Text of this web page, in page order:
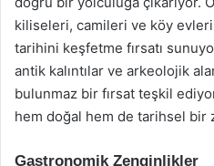
kiliseleri, camileri ve köy
tarihini keşfetme fırsatı
antik kalıntılar ve arkeolojik
bulunmaz bir fırsat teşkil
hem doğal hem de tarihsel bir
Gastronomik Zenginlikler